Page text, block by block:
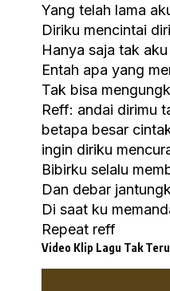
Yang telah lama
Diriku mencintai
Hanya saja tak
Entah apa yang
Tak bisa
Reff: andai dirimu
betapa besar
ingin diriku
Bibirku selalu
Dan debar
Di saat ku
Repeat reff
Video Klip Lagu Tak